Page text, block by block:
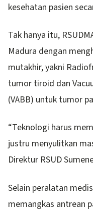
kesehatan pasien
Tak hanya itu,
Madura dengan
mutakhir, yakni
tumor tiroid dan
(VABB) untuk tumor
“Teknologi harus
justru menyulitkan
Direktur RSUD
Selain peralatan
memangkas antrean